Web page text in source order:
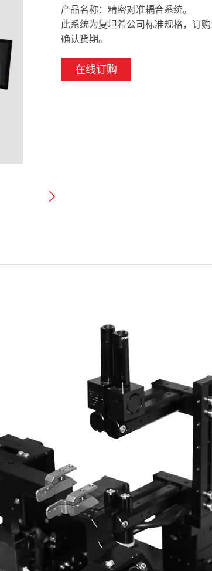
产品名称：精密对准耦合系统。
此系统为复坦希公司标准规格，订
确认货期。
在线订购